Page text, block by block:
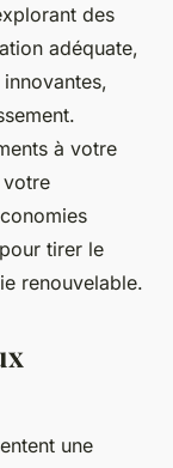
des
adéquate,
à votre
tirer le
renouvelable.
une